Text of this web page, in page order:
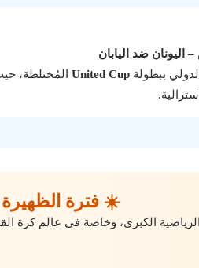
اليونان ضد اليابان
ببطولةUnited Cup المُختلطة،
☀️ فترة الظهيرة
الرياضية الكبرى، وخاصة في عالم كرة